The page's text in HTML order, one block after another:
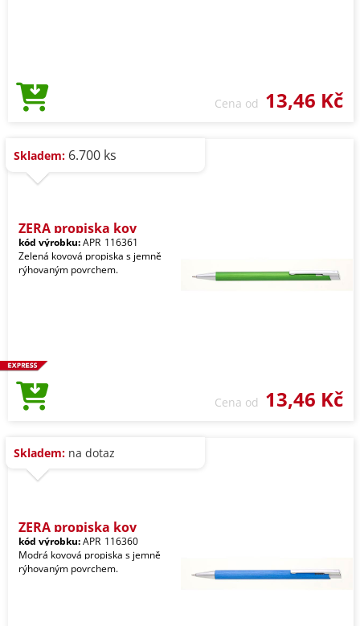
Cena od 13,46 Kč
Skladem: 6.700 ks
ZERA propiska kov
kód výrobku:APR_116361
Zelená kovová propiska s jemně
rýhovaným povrchem.
Cena od 13,46 Kč
Skladem: na dotaz
ZERA propiska kov
kód výrobku:APR_116360
Modrá kovová propiska s jemně
rýhovaným povrchem.